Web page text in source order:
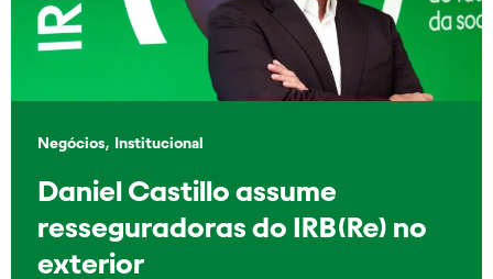
Negócios, Institucional
Daniel Castillo assume
resseguradoras do IRB(Re) no
exterior